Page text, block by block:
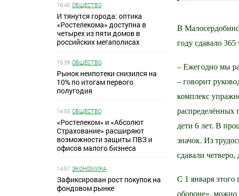
16:45 ОБЩЕСТВО
И тянутся города: оптика
«Ростелекома» доступна в
четырех из пяти домов в
российских мегаполисах
16:39 ОБЩЕСТВО
Рынок неипотеки снизился на
10% по итогам первого
полугодия
14:55 ОБЩЕСТВО
«Ростелеком» и «Абсолют
Страхование» расширяют
возможности защиты ПВЗ и
офисов малого бизнеса
14:51 ЭКОНОМИКА
Зафиксирован рост покупок на
фондовом рынке
В
году сдавало
– Ежегодно мы
– говорит
комплекс
распределённых
дети 6 лет. В
значок. Из
сдавали
С 1 января этого
обороне», можно